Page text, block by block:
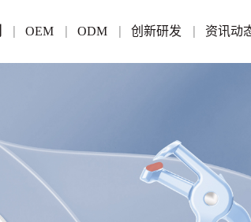
OEM ODM 创新研发 资讯动